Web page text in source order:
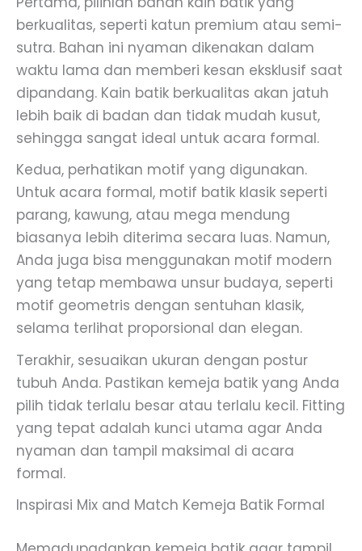
berkualitas, seperti katun premium atau semi-
sutra. Bahan ini nyaman dikenakan dalam
waktu lama dan memberi kesan eksklusif saat
dipandang. Kain batik berkualitas akan jatuh
lebih baik di badan dan tidak mudah kusut,
sehingga sangat ideal untuk acara formal.
Kedua, perhatikan motif yang digunakan.
Untuk acara formal, motif batik klasik seperti
parang, kawung, atau mega mendung
biasanya lebih diterima secara luas. Namun,
Anda juga bisa menggunakan motif modern
yang tetap membawa unsur budaya, seperti
motif geometris dengan sentuhan klasik,
selama terlihat proporsional dan elegan.
Terakhir, sesuaikan ukuran dengan postur
tubuh Anda. Pastikan kemeja batik yang Anda
pilih tidak terlalu besar atau terlalu kecil. Fitting
yang tepat adalah kunci utama agar Anda
nyaman dan tampil maksimal di acara
formal.
Inspirasi Mix and Match Kemeja Batik Formal